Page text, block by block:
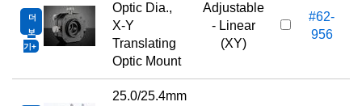
더
보
기
Optic Dia.,
X-Y
Translating
Optic Mount
Adjustable
- Linear
(XY)
#62-
956
25.0/25.4mm